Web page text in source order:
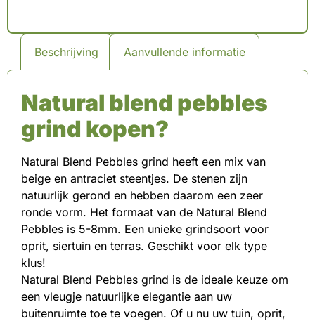
Beschrijving Aanvullende informatie
Natural blend pebbles
grind kopen?
Natural Blend Pebbles grind heeft een mix van
beige en antraciet steentjes. De stenen zijn
natuurlijk gerond en hebben daarom een zeer
ronde vorm. Het formaat van de Natural Blend
Pebbles is 5-8mm. Een unieke grindsoort voor
oprit, siertuin en terras. Geschikt voor elk type
klus!
Natural Blend Pebbles grind is de ideale keuze om
een vleugje natuurlijke elegantie aan uw
buitenruimte toe te voegen. Of u nu uw tuin, oprit,